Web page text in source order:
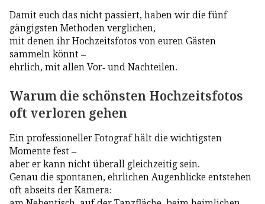
Damit euch das nicht passiert, haben wir die fünf
gängigsten Methoden verglichen,
mit denen ihr Hochzeitsfotos von euren Gästen
sammeln könnt –
ehrlich, mit allen Vor- und Nachteilen.
Warum die schönsten Hochzeitsfotos
oft verloren gehen
Ein professioneller Fotograf hält die wichtigsten
Momente fest –
aber er kann nicht überall gleichzeitig sein.
Genau die spontanen, ehrlichen Augenblicke entstehen
oft abseits der Kamera: